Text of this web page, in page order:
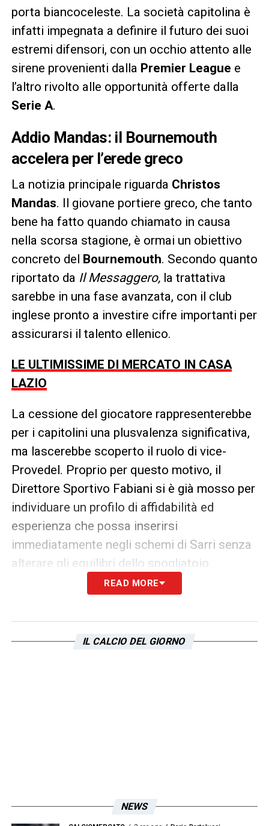
porta biancoceleste. La società capitolina è
infatti impegnata a definire il futuro dei suoi
estremi difensori, con un occhio attento alle
sirene provenienti dalla Premier League e
l’altro rivolto alle opportunità offerte dalla
Serie A.
Addio Mandas: il Bournemouth
accelera per l’erede greco
La notizia principale riguarda Christos
Mandas. Il giovane portiere greco, che tanto
bene ha fatto quando chiamato in causa
nella scorsa stagione, è ormai un obiettivo
concreto del Bournemouth. Secondo quanto
riportato da Il Messaggero,la trattativa
sarebbe in una fase avanzata, con il club
inglese pronto a investire cifre importanti per
assicurarsi il talento ellenico.
LE ULTIMISSIME DI MERCATO IN CASA
LAZIO
La cessione del giocatore rappresenterebbe
per i capitolini una plusvalenza significativa,
ma lascerebbe scoperto il ruolo di vice-
Provedel. Proprio per questo motivo, il
Direttore Sportivo Fabiani si è già mosso per
individuare un profilo di affidabilità ed
esperienza che possa inserirsi
immediatamente negli schemi di Sarri senza
alterare gli equilibri dello spogliatoio.
Leali del Genoa è il nome scelto per
Per colmare il vuoto lasciato dalla probabile
Il club biancoceleste apprezza diLealinon
solo le doti tecniche, ma anche la
READ MORE
IL CALCIO DEL GIORNO
NEWS